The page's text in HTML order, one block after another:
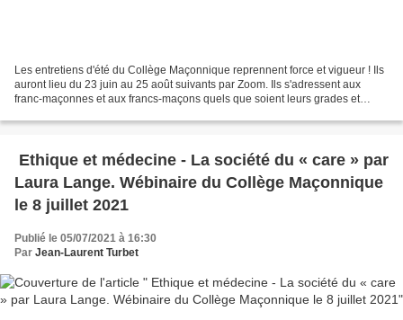
Les entretiens d'été du Collège Maçonnique reprennent force et vigueur ! Ils
auront lieu du 23 juin au 25 août suivants par Zoom. Ils s'adressent aux
franc-maçonnes et aux francs-maçons quels que soient leurs grades et
Ethique et médecine - La société du « care » par
Laura Lange. Wébinaire du Collège Maçonnique
le 8 juillet 2021
Publié le 05/07/2021 à 16:30
Par Jean-Laurent Turbet